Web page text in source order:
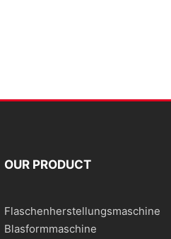
OUR PRODUCT
Flaschenherstellungsmaschine
Blasformmaschine